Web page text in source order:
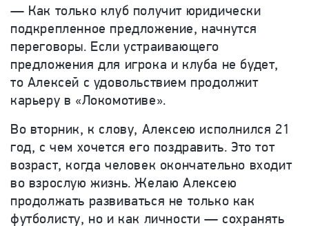
— Как только клуб получит юридически
подкрепленное предложение, начнутся
переговоры. Если устраивающего
предложения для игрока и клуба не будет,
то Алексей с удовольствием продолжит
карьеру в «Локомотиве».
Во вторник, к слову, Алексею исполнился 21
год, с чем хочется его поздравить. Это тот
возраст, когда человек окончательно входит
во взрослую жизнь. Желаю Алексею
продолжать развиваться не только как
футболисту, но и как личности — сохранять